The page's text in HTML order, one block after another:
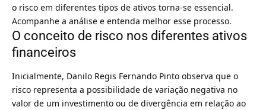
o risco em diferentes tipos de ativos torna-se essencial.
Acompanhe a análise e entenda melhor esse processo.
O conceito de risco nos diferentes ativos
financeiros
Inicialmente, Danilo Regis Fernando Pinto observa que o
risco representa a possibilidade de variação negativa no
valor de um investimento ou de divergência em relação ao